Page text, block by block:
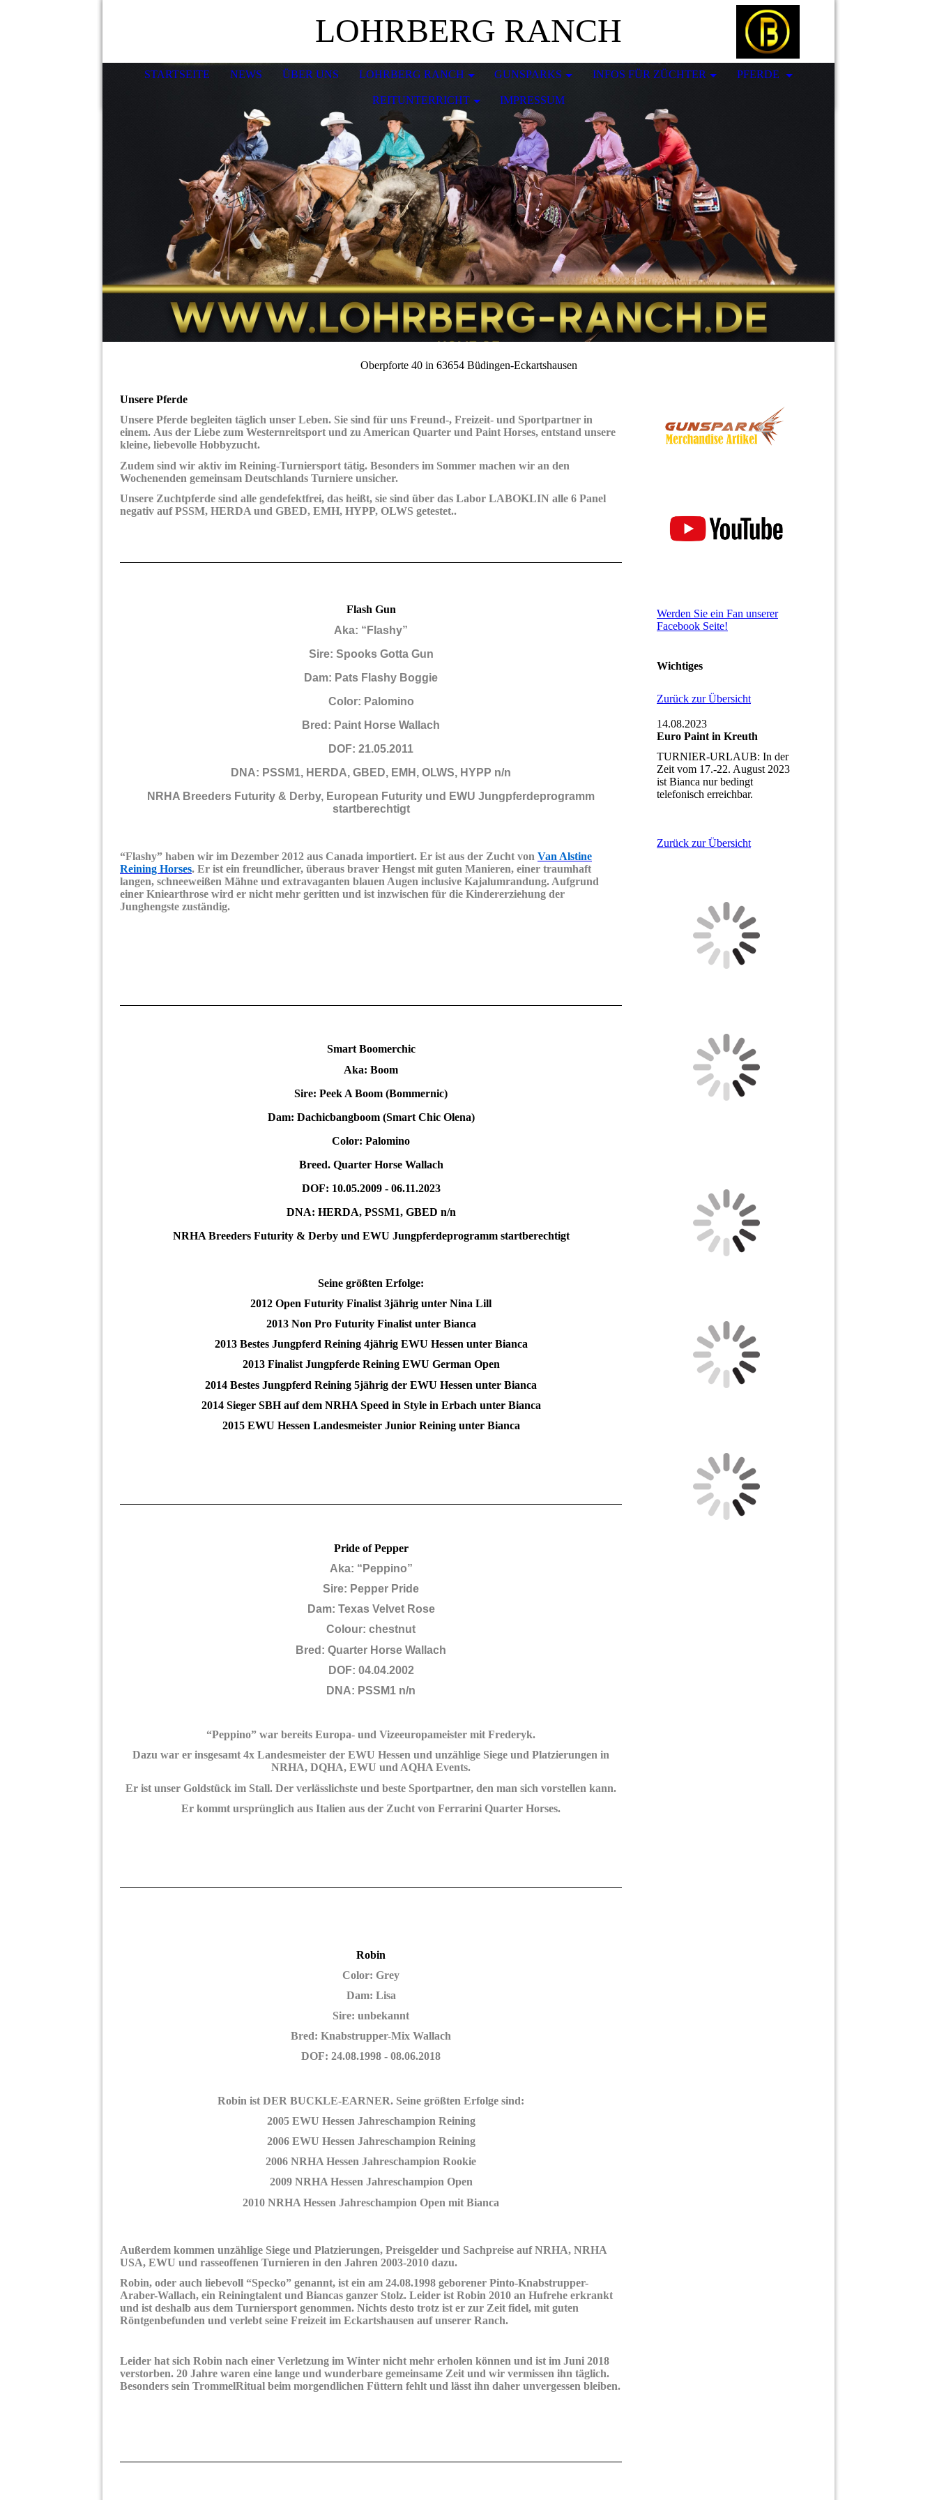
LOHRBERG RANCH
STARTSEITE NEWS ÜBER UNS LOHRBERG RANCH GUNSPARKS INFOS FÜR ZÜCHTER PFERDE
REITUNTERRICHT IMPRESSUM
Oberpforte 40 in 63654 Büdingen-Eckartshausen
Unsere Pferde
Unsere Pferde begleiten täglich unser Leben. Sie sind für uns Freund-, Freizeit- und Sportpartner in
einem. Aus der Liebe zum Westernreitsport und zu American Quarter und Paint Horses, entstand unsere
kleine, liebevolle Hobbyzucht.
Zudem sind wir aktiv im Reining-Turniersport tätig. Besonders im Sommer machen wir an den
Wochenenden gemeinsam Deutschlands Turniere unsicher.
Unsere Zuchtpferde sind alle gendefektfrei, das heißt, sie sind über das Labor LABOKLIN alle 6 Panel
negativ auf PSSM, HERDA und GBED, EMH, HYPP, OLWS getestet..
Flash Gun
Aka: “Flashy”
Sire: Spooks Gotta Gun
Dam: Pats Flashy Boggie
Color: Palomino
Bred: Paint Horse Wallach
DOF: 21.05.2011
DNA: PSSM1, HERDA, GBED, EMH, OLWS, HYPP n/n
NRHA Breeders Futurity & Derby, European Futurity und EWU Jungpferdeprogramm
startberechtigt
“Flashy” haben wir im Dezember 2012 aus Canada importiert. Er ist aus der Zucht von Van Alstine
Reining Horses. Er ist ein freundlicher, überaus braver Hengst mit guten Manieren, einer traumhaft
langen, schneeweißen Mähne und extravaganten blauen Augen inclusive Kajalumrandung. Aufgrund
einer Kniearthrose wird er nicht mehr geritten und ist inzwischen für die Kindererziehung der
Junghengste zuständig.
Smart Boomerchic
Aka: Boom
Sire: Peek A Boom (Bommernic)
Dam: Dachicbangboom (Smart Chic Olena)
Color: Palomino
Breed. Quarter Horse Wallach
DOF: 10.05.2009 - 06.11.2023
DNA: HERDA, PSSM1, GBED n/n
NRHA Breeders Futurity & Derby und EWU Jungpferdeprogramm startberechtigt
Seine größten Erfolge:
2012 Open Futurity Finalist 3jährig unter Nina Lill
2013 Non Pro Futurity Finalist unter Bianca
2013 Bestes Jungpferd Reining 4jährig EWU Hessen unter Bianca
2013 Finalist Jungpferde Reining EWU German Open
2014 Bestes Jungpferd Reining 5jährig der EWU Hessen unter Bianca
2014 Sieger SBH auf dem NRHA Speed in Style in Erbach unter Bianca
2015 EWU Hessen Landesmeister Junior Reining unter Bianca
Pride of Pepper
Aka: “Peppino”
Sire: Pepper Pride
Dam: Texas Velvet Rose
Colour: chestnut
Bred: Quarter Horse Wallach
DOF: 04.04.2002
DNA: PSSM1 n/n
“Peppino” war bereits Europa- und Vizeeuropameister mit Frederyk.
Dazu war er insgesamt 4x Landesmeister der EWU Hessen und unzählige Siege und Platzierungen in
NRHA, DQHA, EWU und AQHA Events.
Er ist unser Goldstück im Stall. Der verlässlichste und beste Sportpartner, den man sich vorstellen kann.
Er kommt ursprünglich aus Italien aus der Zucht von Ferrarini Quarter Horses.
Robin
Color: Grey
Dam: Lisa
Sire: unbekannt
Bred: Knabstrupper-Mix Wallach
DOF: 24.08.1998 - 08.06.2018
Robin ist DER BUCKLE-EARNER. Seine größten Erfolge sind:
2005 EWU Hessen Jahreschampion Reining
2006 EWU Hessen Jahreschampion Reining
2006 NRHA Hessen Jahreschampion Rookie
2009 NRHA Hessen Jahreschampion Open
2010 NRHA Hessen Jahreschampion Open mit Bianca
Außerdem kommen unzählige Siege und Platzierungen, Preisgelder und Sachpreise auf NRHA, NRHA
USA, EWU und rasseoffenen Turnieren in den Jahren 2003-2010 dazu.
Robin, oder auch liebevoll “Specko” genannt, ist ein am 24.08.1998 geborener Pinto-Knabstrupper-
Araber-Wallach, ein Reiningtalent und Biancas ganzer Stolz. Leider ist Robin 2010 an Hufrehe erkrankt
und ist deshalb aus dem Turniersport genommen. Nichts desto trotz ist er zur Zeit fidel, mit guten
Röntgenbefunden und verlebt seine Freizeit im Eckartshausen auf unserer Ranch.
Leider hat sich Robin nach einer Verletzung im Winter nicht mehr erholen können und ist im Juni 2018
verstorben. 20 Jahre waren eine lange und wunderbare gemeinsame Zeit und wir vermissen ihn täglich.
Besonders sein TrommelRitual beim morgendlichen Füttern fehlt und lässt ihn daher unvergessen bleiben.
Werden Sie ein Fan unserer
Facebook Seite!
Wichtiges
Zurück zur Übersicht
14.08.2023
Euro Paint in Kreuth
TURNIER-URLAUB: In der
Zeit vom 17.-22. August 2023
ist Bianca nur bedingt
telefonisch erreichbar.
Zurück zur Übersicht